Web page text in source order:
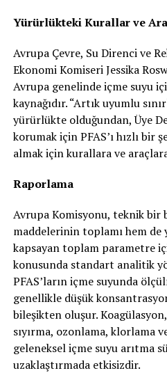
Yürürlükteki Kurallar ve
Avrupa Çevre, Su Direnci ve
Ekonomi Komiseri Jessika
Avrupa genelinde içme suyu
kaynağıdır. “Artık uyumlu
yürürlükte olduğundan, Üye
korumak için PFAS’ı hızlı bir
almak için kurallara ve
Raporlama
Avrupa Komisyonu, teknik bir
maddelerinin toplamı hem de
kapsayan toplam parametre
konusunda standart analitik
PFAS’ların içme suyunda
genellikle düşük
bileşikten oluşur.
sıyırma, ozonlama, klorlama
geleneksel içme suyu arıtma
uzaklaştırmada etkisizdir.